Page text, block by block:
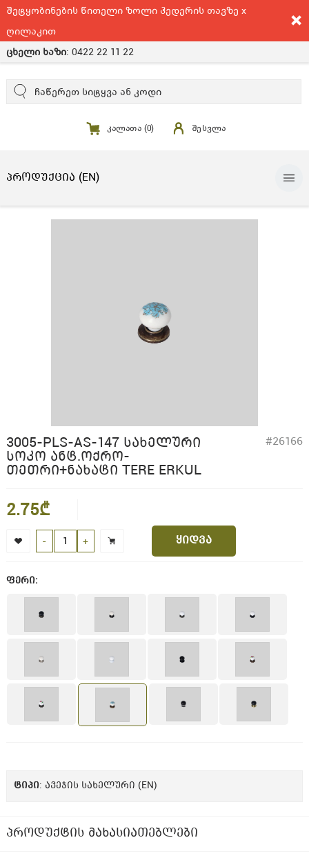
შეტყობინების წითელი ზოლი ჰედერის თავზე x
ღილაკით
ცხელი ხაზი: 0422 22 11 22
კალათა (0) შესვლა
ᲞᲠᲝᲓᲣᲥᲪᲘᲐ (EN)
3005-PLS-AS-147 ᲡᲐᲮᲔᲚᲣᲠᲘ
ᲡᲝᲙᲝ ᲐᲜᲢ.ᲝᲥᲠᲝ-
ᲗᲔᲗᲠᲘ+ᲜᲐᲮᲐᲢᲘ TERE ERKUL
#26166
2.75₾
- + ყიდვა
ფერი:
ᲢᲘᲞᲘ: ავეჯის სახელური (EN)
პროდუქტის მახასიათებლები